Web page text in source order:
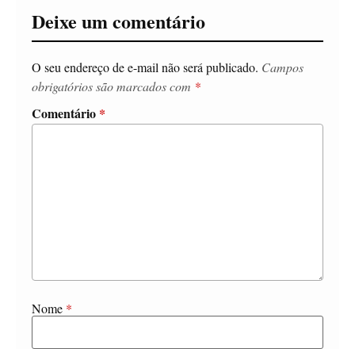
Deixe um comentário
O seu endereço de e-mail não será publicado. Campos
obrigatórios são marcados com *
Comentário *
Nome *